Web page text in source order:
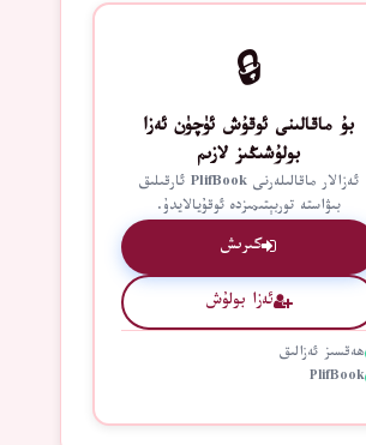
🔒
بۇ ماقالىنى ئوقۇش ئۈچۈن ئەزا
بولۇشىڭىز لازىم
ئەزالار ماقالىلەرنى PlifBook ئارقىلىق
بىۋاستە توربېتىمىزدە ئوقۇيالايدۇ.
كىرىش
ئەزا بولۇش
ھەقسىز ئەزالىق
PlifBook